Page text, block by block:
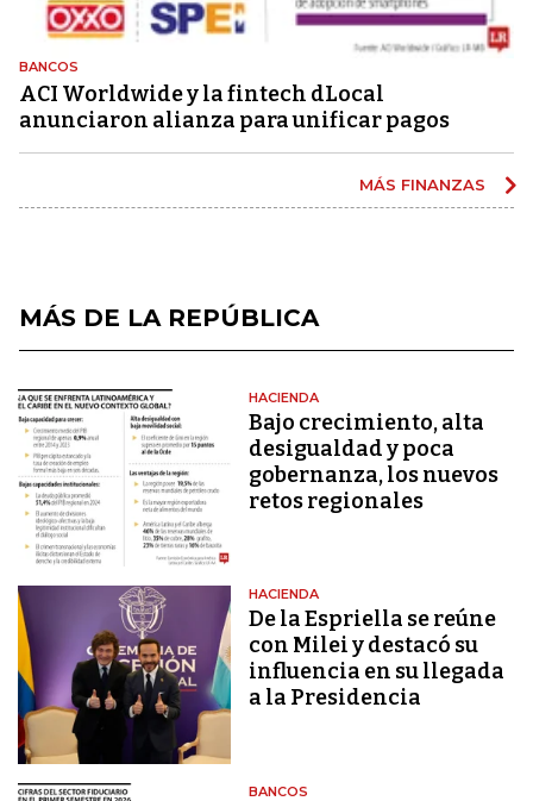
BANCOS
ACI Worldwide y la fintech dLocal
anunciaron alianza para unificar pagos
MÁS FINANZAS
MÁS DE LA REPÚBLICA
HACIENDA
Bajo crecimiento, alta
desigualdad y poca
gobernanza, los nuevos
retos regionales
HACIENDA
De la Espriella se reúne
con Milei y destacó su
influencia en su llegada
a la Presidencia
BANCOS